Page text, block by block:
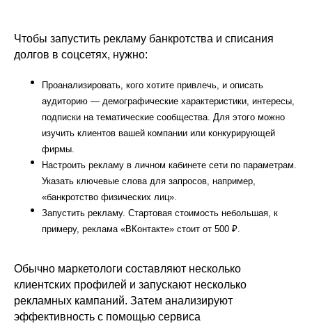
Чтобы запустить рекламу банкротства и списания
долгов в соцсетях, нужно:
Проанализировать, кого хотите привлечь, и описать
аудиторию — демографические характеристики, интересы,
подписки на тематические сообщества. Для этого можно
изучить клиентов вашей компании или конкурирующей
фирмы.
Настроить рекламу в личном кабинете сети по параметрам.
Указать ключевые слова для запросов, например,
«банкротство физических лиц».
Запустить рекламу. Стартовая стоимость небольшая, к
примеру, реклама «ВКонтакте» стоит от 500 ₽.
Обычно маркетологи составляют несколько
клиентских профилей и запускают несколько
рекламных кампаний. Затем анализируют
эффективность с помощью сервиса